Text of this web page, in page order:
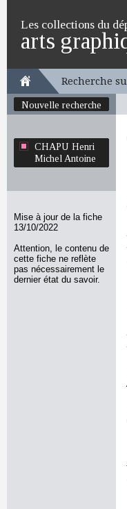
Les collections du
arts
Recherche
Nouvelle recherche
CHAPU Henri
Michel Antoine
Mise à jour de la fiche
13/10/2022
Attention, le contenu de
cette fiche ne reflète
pas nécessairement le
dernier état du savoir.